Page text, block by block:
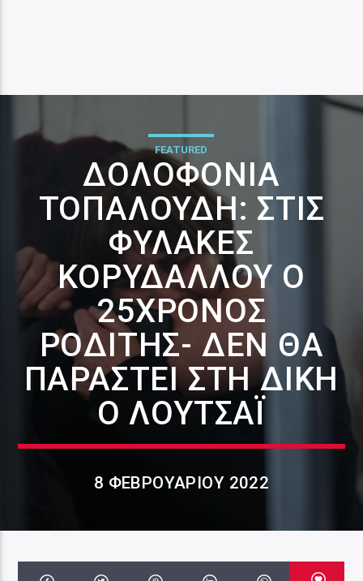
FEATURED
ΔΟΛΟΦΟΝΊΑ
ΤΟΠΑΛΟΎΔΗ: ΣΤΙΣ
ΦΥΛΑΚΈΣ
ΚΟΡΥΔΑΛΛΟΎ Ο
25ΧΡΟΝΟΣ
ΡΟΔΊΤΗΣ- ΔΕΝ ΘΑ
ΠΑΡΑΣΤΕΊ ΣΤΗ ΔΊΚΗ
Ο ΛΟΥΤΣΆΙ
8 ΦΕΒΡΟΥΑΡΊΟΥ 2022